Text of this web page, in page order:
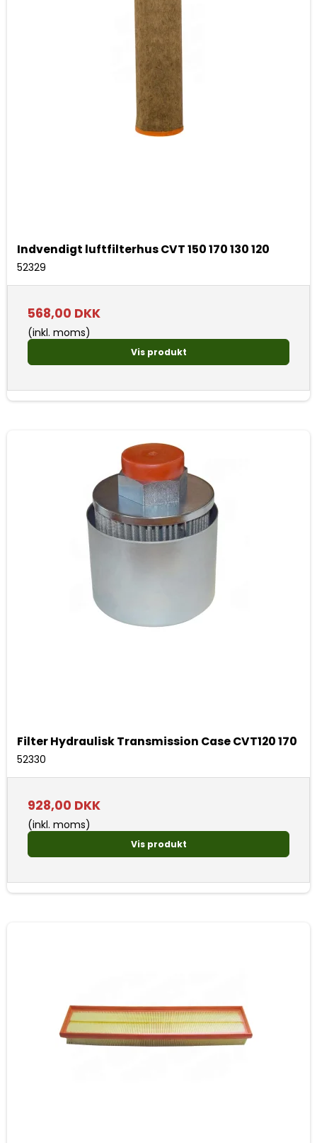
Indvendigt luftfilterhus CVT 150 170 130 120
52329
568,00 DKK
(inkl. moms)
Vis produkt
Filter Hydraulisk Transmission Case CVT120 170
52330
928,00 DKK
(inkl. moms)
Vis produkt